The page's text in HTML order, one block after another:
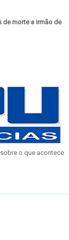
de morte a irmão de
o que acontece